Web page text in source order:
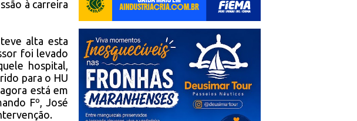
à carreira
alta esta
foi levado
hospital,
para o HU
está em
Fº, José